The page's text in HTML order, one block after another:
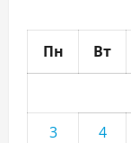
Пн Вт
3
4